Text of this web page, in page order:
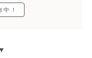
中！